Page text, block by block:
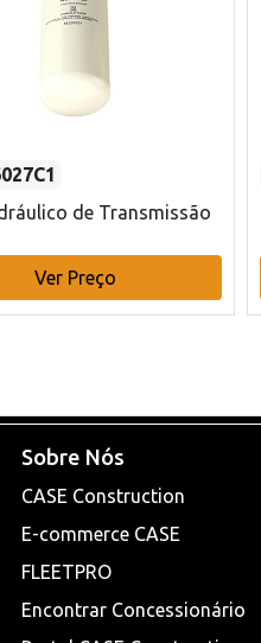
de Transmissão
Ver Preço
Sobre Nós
CASE Construction
E-commerce CASE
FLEETPRO
Encontrar Concessionário